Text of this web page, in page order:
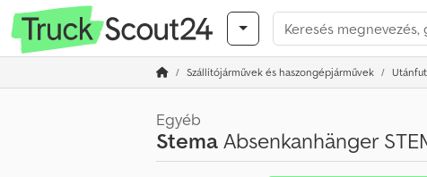
Szállítójárművek és haszongépjárművek
Egyéb
StemaAbsenkanhänger